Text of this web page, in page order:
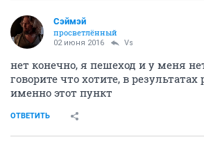
Сэймэй
просветлённый
02 июня 2016 Vs
нет конечно, я пешеход и у меня
говорите что хотите, в результатах
именно этот пункт
ОТВЕТИТЬ